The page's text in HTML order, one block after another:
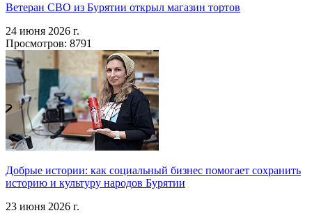
Ветеран СВО из Бурятии открыл магазин тортов
24 июня 2026 г.
Просмотров: 8791
Добрые истории: как социальный бизнес помогает сохранить
историю и культуру народов Бурятии
23 июня 2026 г.